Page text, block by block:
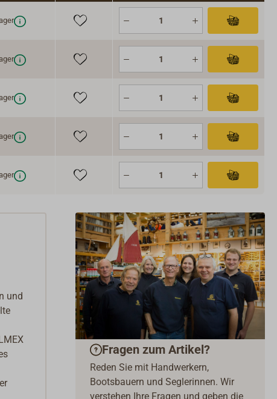
und
Fragen zum Artikel?
Reden Sie mit Handwerkern,
Bootsbauern und Seglerinnen. Wir
verstehen Ihre Fragen und geben die